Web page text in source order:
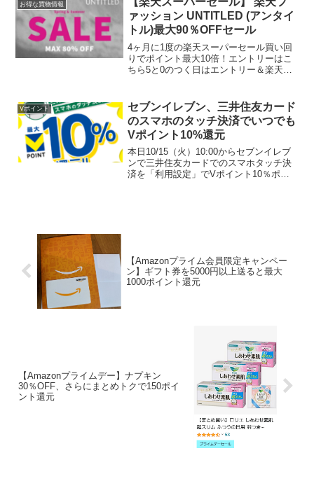
たる...
お得な買物情報
ァッション UNTITLED (アンタイ
トル)最大90％OFFセール
4ヶ月に1度の楽天スーパーセール買い回
りでポイント最大10倍！エントリーはこ
ちら5と0のつく日はエントリー＆楽天カ
90％OFFセールを開催中！９０％OFFも
沢山...
Vポイント
セブンイレブン、三井住友カード
のスマホのタッチ決済でいつでも
Vポイント10%還元
本日10/15（火）10:00からセブンイレブ
ンで三井住友カードでのスマホタッチ決
済を「利用設定」でVポイント10％ポイ
【Amazonプライム会員限定キャンペー
ン】ギフト券を5000円以上送ると最大
1000ポイント還元
【Amazonプライムデー】ナプキン
30％OFF、さらにまとめトクで150ポイ
ント還元